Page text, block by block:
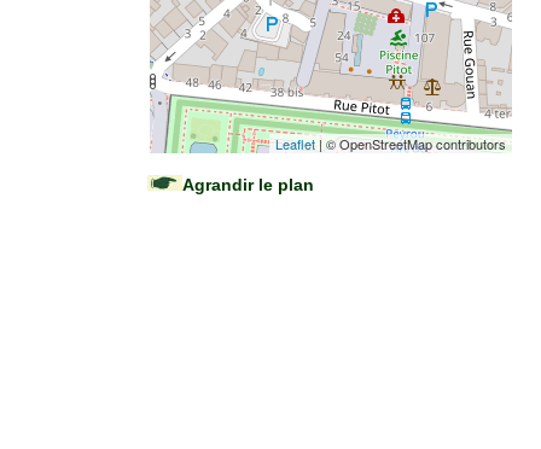
Leaflet| © OpenStreetMap contributors
Agrandir le plan